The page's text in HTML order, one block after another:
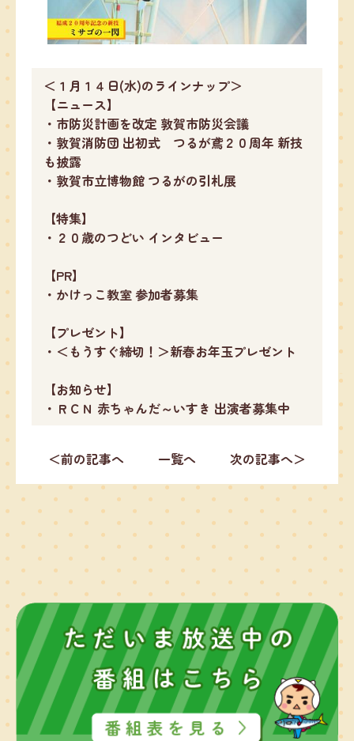
＜１月１４日(水)のラインナップ＞
【ニュース】
・市防災計画を改定 敦賀市防災会議
・敦賀消防団 出初式 つるが鳶２０周年 新技
も披露
・敦賀市立博物館 つるがの引札展
【特集】
・２０歳のつどい インタビュー
【PR】
・かけっこ教室 参加者募集
【プレゼント】
・＜もうすぐ締切！＞新春お年玉プレゼント
【お知らせ】
・ＲＣＮ 赤ちゃんだ～いすき 出演者募集中
＜前の記事へ 一覧へ 次の記事へ＞